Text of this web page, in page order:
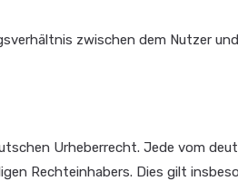
zwischen dem Nutzer
Urheberrecht. Jede vom
Rechteinhabers. Dies gilt